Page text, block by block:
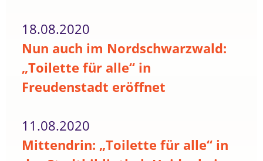
18.08.2020
Nun auch im Nordschwarzwald:
„Toilette für alle“ in
Freudenstadt eröffnet
11.08.2020
Mittendrin: „Toilette für alle“ in